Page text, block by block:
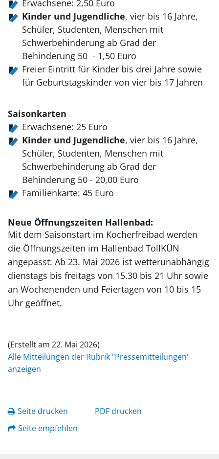
Erwachsene: 2,50 Euro
Kinder und Jugendliche, vier bis 16 Jahre,
Schüler, Studenten, Menschen mit
Schwerbehinderung ab Grad der
Behinderung 50 - 1,50 Euro
Freier Eintritt für Kinder bis drei Jahre sowie
für Geburtstagskinder von vier bis 17 Jahren
Saisonkarten
Erwachsene: 25 Euro
Kinder und Jugendliche, vier bis 16 Jahre,
Schüler, Studenten, Menschen mit
Schwerbehinderung ab Grad der
Behinderung 50 - 20,00 Euro
Familienkarte: 45 Euro
Neue Öffnungszeiten Hallenbad:
Mit dem Saisonstart im Kocherfreibad werden
die Öffnungszeiten im Hallenbad TollKÜN
angepasst: Ab 23. Mai 2026 ist wetterunabhängig
dienstags bis freitags von 15.30 bis 21 Uhr sowie
an Wochenenden und Feiertagen von 10 bis 15
Uhr geöffnet.
(Erstellt am 22. Mai 2026)
Alle Mitteilungen der Rubrik "Pressemitteilungen"
anzeigen
Seite drucken
PDF drucken
Seite empfehlen